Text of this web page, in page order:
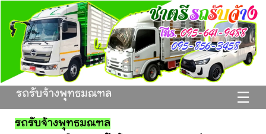
☰
รถรับจ้างพุทธมณฑล
รถรับจ้างพุทธมณฑล